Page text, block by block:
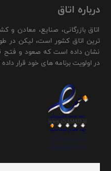
درباره اتاق
اتاق بازرگانی، صنایع، معادن و
ترین اتاق کشور است، لیکن
نشان داده است که صعود و فتح
در اولویت برنامه های خود قرار